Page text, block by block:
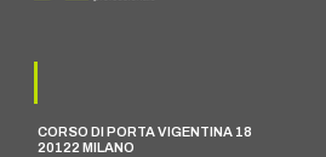
CORSO DI PORTA VIGENTINA 18
20122 MILANO